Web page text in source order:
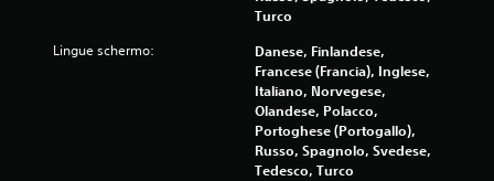
c
n
Turco
Lingue schermo:
Danese, Finlandese,
Francese (Francia), Inglese,
Italiano, Norvegese,
Olandese, Polacco,
Portoghese (Portogallo),
Russo, Spagnolo, Svedese,
Tedesco, Turco